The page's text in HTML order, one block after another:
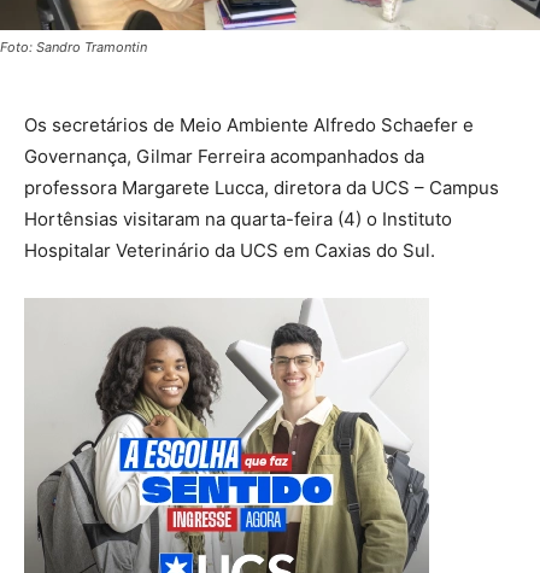
Foto: Sandro Tramontin
Os secretários de Meio Ambiente Alfredo Schaefer e
Governança, Gilmar Ferreira acompanhados da
professora Margarete Lucca, diretora da UCS – Campus
Hortênsias visitaram na quarta-feira (4) o Instituto
Hospitalar Veterinário da UCS em Caxias do Sul.